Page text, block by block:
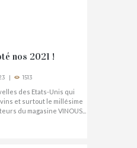
nos 2021 !
1513
des Etats-Unis qui
et surtout le millésime
du magasine VINOUS...